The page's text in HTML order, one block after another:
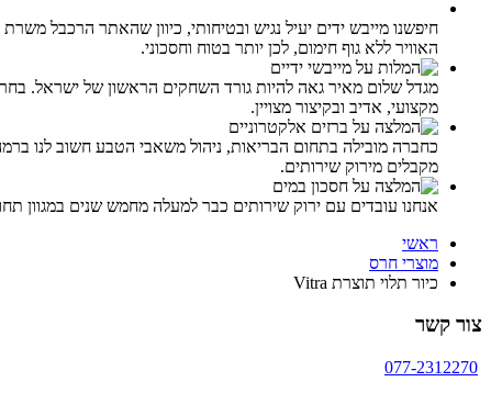
האוויר ללא גוף חימום, לכן יותר בטוח וחסכוני.
מגדל שלום מאיר גאה להיות גורד השחקים הראשון של ישראל.
מקצועי, אדיב ובקיצור מצויין.
כחברה מובילה בתחום הבריאות, ניהול משאבי הטבע חשוב לנו
מקבלים מירוק שירותים.
אנחנו עובדים עם ירוק שירותים כבר למעלה מחמש שנים במגוון
ראשי
מוצרי חרס
כיור תלוי תוצרת Vitra
צור קשר
077-2312270